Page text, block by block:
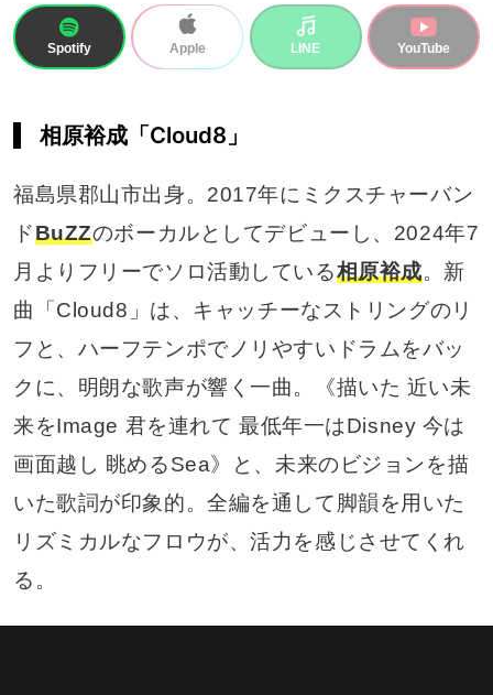
Spotify Apple LINE YouTube
相原裕成「Cloud8」
福島県郡山市出身。2017年にミクスチャーバン
ドBuZZのボーカルとしてデビューし、2024年7
月よりフリーでソロ活動している相原裕成。新
曲「Cloud8」は、キャッチーなストリングのリ
フと、ハーフテンポでノリやすいドラムをバッ
クに、明朗な歌声が響く一曲。《描いた 近い未
来をImage 君を連れて 最低年一はDisney 今は
画面越し 眺めるSea》と、未来のビジョンを描
いた歌詞が印象的。全編を通して脚韻を用いた
リズミカルなフロウが、活力を感じさせてくれ
る。